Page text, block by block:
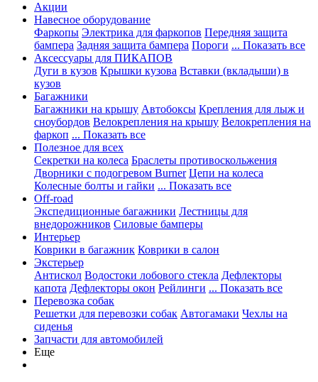
Акции
Навесное оборудование
Фаркопы Электрика для фаркопов Передняя защита
бампера Задняя защита бампера Пороги ... Показать все
Аксессуары для ПИКАПОВ
Дуги в кузов Крышки кузова Вставки (вкладыши) в
кузов
Багажники
Багажники на крышу Автобоксы Крепления для лыж и
сноубордов Велокрепления на крышу Велокрепления на
фаркоп ... Показать все
Полезное для всех
Секретки на колеса Браслеты противоскольжения
Дворники с подогревом Burner Цепи на колеса
Колесные болты и гайки ... Показать все
Off-road
Экспедиционные багажники Лестницы для
внедорожников Силовые бамперы
Интерьер
Коврики в багажник Коврики в салон
Экстерьер
Антискол Водостоки лобового стекла Дефлекторы
капота Дефлекторы окон Рейлинги ... Показать все
Перевозка собак
Решетки для перевозки собак Автогамаки Чехлы на
сиденья
Запчасти для автомобилей
Еще